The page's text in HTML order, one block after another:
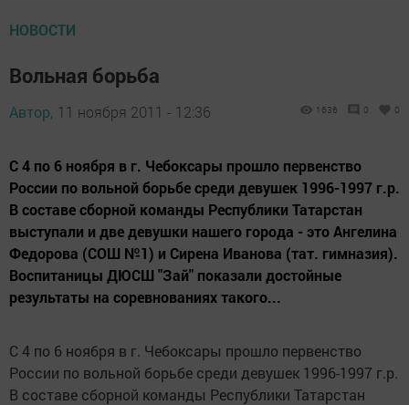
НОВОСТИ
Вольная борьба
Автор, 11 ноября 2011 - 12:36 1636 0 0
С 4 по 6 ноября в г. Чебоксары прошло первенство
России по вольной борьбе среди девушек 1996-1997 г.р.
В составе сборной команды Республики Татарстан
выступали и две девушки нашего города - это Ангелина
Федорова (СОШ №1) и Сирена Иванова (тат. гимназия).
Воспитаницы ДЮСШ "Зай" показали достойные
результаты на соревнованиях такого...
С 4 по 6 ноября в г. Чебоксары прошло первенство
России по вольной борьбе среди девушек 1996-1997 г.р.
В составе сборной команды Республики Татарстан